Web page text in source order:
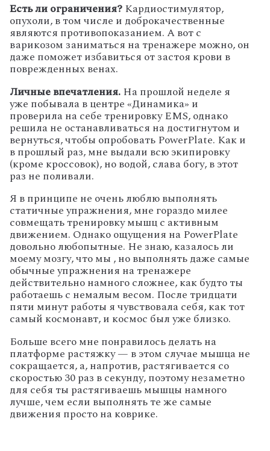
Есть ли ограничения?Кардиостимулятор,
опухоли, в том числе и доброкачественные
являются противопоказанием. А вот с
варикозом заниматься на тренажере можно, он
даже поможет избавиться от застоя крови в
поврежденных венах.
Личные впечатления.На прошлой неделе я
уже побывала в центре «Динамика» и
проверила на себе тренировку EMS, однако
решила не останавливаться на достигнутом и
вернуться, чтобы опробовать PowerPlate. Как и
в прошлый раз, мне выдали всю экипировку
(кроме кроссовок), но водой, слава богу, в этот
раз не поливали.
Я в принципе не очень люблю выполнять
статичные упражнения, мне гораздо милее
совмещать тренировку мышц с активным
движением. Однако ощущения на PowerPlate
довольно любопытные. Не знаю, казалось ли
моему мозгу, что мы , но выполнять даже самые
обычные упражнения на тренажере
действительно намного сложнее, как будто ты
работаешь с немалым весом. После тридцати
пяти минут работы я чувствовала себя, как тот
самый космонавт, и космос был уже близко.
Больше всего мне понравилось делать на
платформе растяжку — в этом случае мышца не
сокращается, а, напротив, растягивается со
скоростью 30 раз в секунду, поэтому незаметно
для себя ты растягиваешь мышцы намного
лучше, чем если выполнять те же самые
движения просто на коврике.